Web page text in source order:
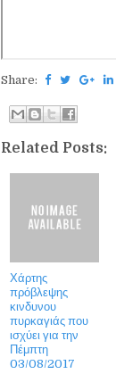
Share:
Related Posts:
Χάρτης
πρόβλεψης
κινδυνου
πυρκαγιάς που
ισχύει για την
Πέμπτη
03/08/2017